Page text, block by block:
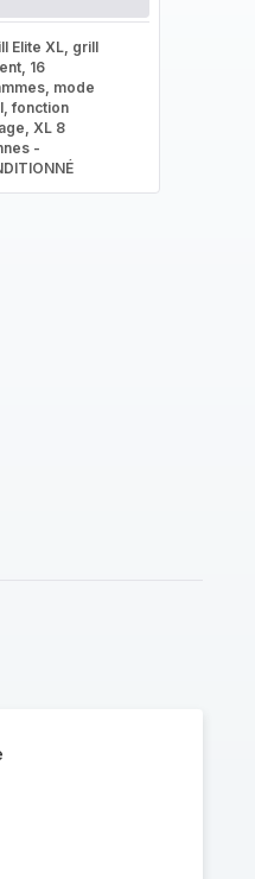
Elite XL, grill
16
mode
fonction
XL 8
-